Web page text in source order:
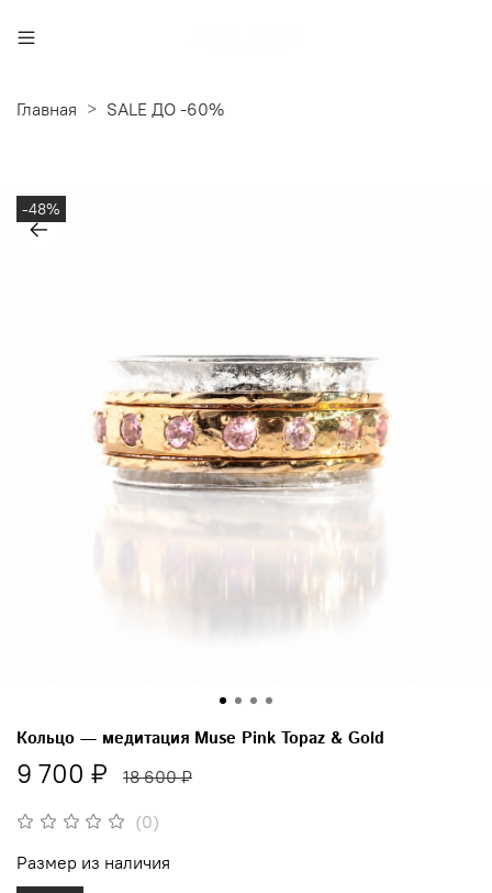
Главная SALE ДО -60%
-48%
(0)
Кольцо — медитация Muse Pink Topaz & Gold
9 700 ₽ 18 600 ₽
Размер из наличия